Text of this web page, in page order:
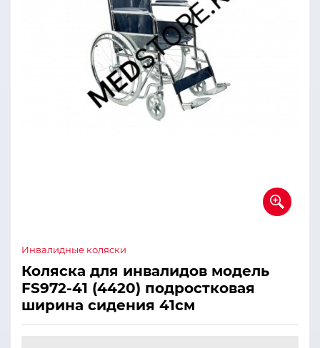
Инвалидные коляски
Коляска для инвалидов модель
FS972-41 (4420) подростковая
ширина сидения 41см